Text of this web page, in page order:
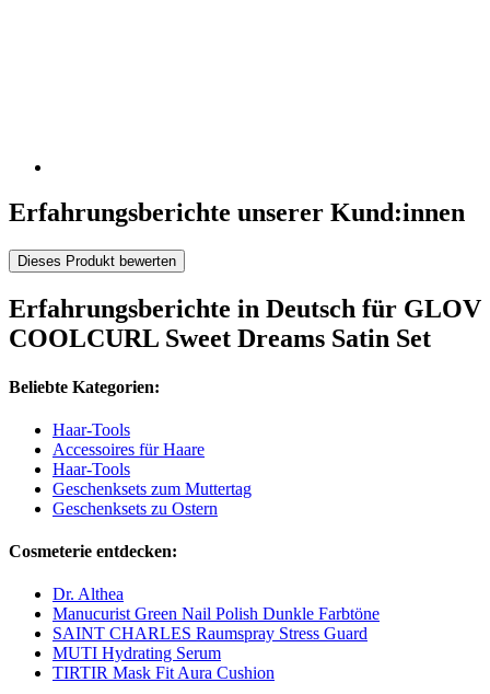
Erfahrungsberichte unserer Kund:innen
Dieses Produkt bewerten
Erfahrungsberichte in Deutsch für GLOV
COOLCURL Sweet Dreams Satin Set
Beliebte Kategorien:
Haar-Tools
Accessoires für Haare
Haar-Tools
Geschenksets zum Muttertag
Geschenksets zu Ostern
Cosmeterie entdecken:
Dr. Althea
Manucurist Green Nail Polish Dunkle Farbtöne
SAINT CHARLES Raumspray Stress Guard
MUTI Hydrating Serum
TIRTIR Mask Fit Aura Cushion